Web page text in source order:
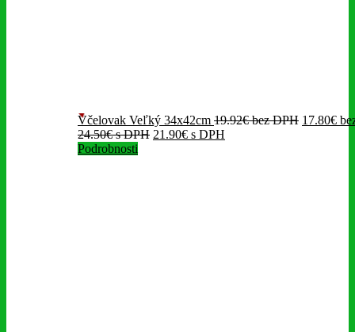
Včelovak Veľký 34x42cm 19.92€bez DPH 17.80€
24.50€s DPH 21.90€ s DPH
Podrobnosti